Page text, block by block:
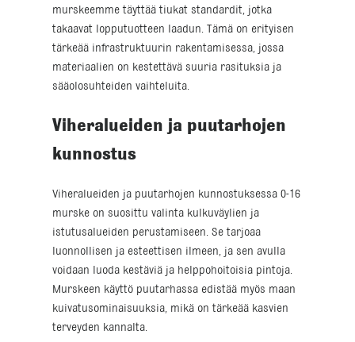
murskeemme täyttää tiukat standardit, jotka
takaavat lopputuotteen laadun. Tämä on erityisen
tärkeää infrastruktuurin rakentamisessa, jossa
materiaalien on kestettävä suuria rasituksia ja
sääolosuhteiden vaihteluita.
Viheralueiden ja puutarhojen
kunnostus
Viheralueiden ja puutarhojen kunnostuksessa 0-16
murske on suosittu valinta kulkuväylien ja
istutusalueiden perustamiseen. Se tarjoaa
luonnollisen ja esteettisen ilmeen, ja sen avulla
voidaan luoda kestäviä ja helppohoitoisia pintoja.
Murskeen käyttö puutarhassa edistää myös maan
kuivatusominaisuuksia, mikä on tärkeää kasvien
terveyden kannalta.